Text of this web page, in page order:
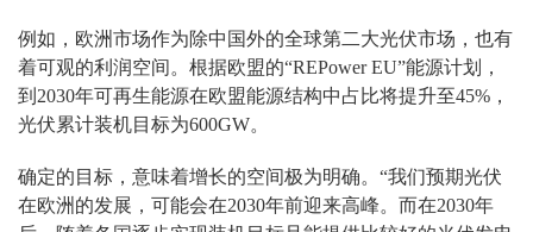
例如，欧洲市场作为除中国外的全球第二大光伏市场，也有
着可观的利润空间。根据欧盟的“REPower EU”能源计划，
到2030年可再生能源在欧盟能源结构中占比将提升至45%，
光伏累计装机目标为600GW。
确定的目标，意味着增长的空间极为明确。“我们预期光伏
在欧洲的发展，可能会在2030年前迎来高峰。而在2030年